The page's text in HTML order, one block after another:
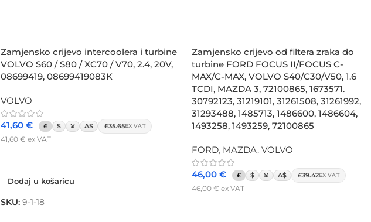
Zamjensko crijevo intercoolera i turbine
VOLVO S60 / S80 / XC70 / V70, 2.4, 20V,
08699419, 08699419083K
VOLVO
41,60 € £ $ ¥ A$ £35.65EX VAT
41,60 € ex VAT
Dodaj u košaricu
SKU: 9-1-18
Zamjensko crijevo od filtera zraka do
turbine FORD FOCUS II/FOCUS C-
MAX/C-MAX, VOLVO S40/C30/V50, 1.6
TCDI, MAZDA 3, 72100865, 1673571.
30792123, 31219101, 31261508, 31261992,
31293488, 1485713, 1486600, 1486604,
1493258, 1493259, 72100865
FORD, MAZDA, VOLVO
46,00 € £ $ ¥ A$ £39.42EX VAT
46,00 € ex VAT